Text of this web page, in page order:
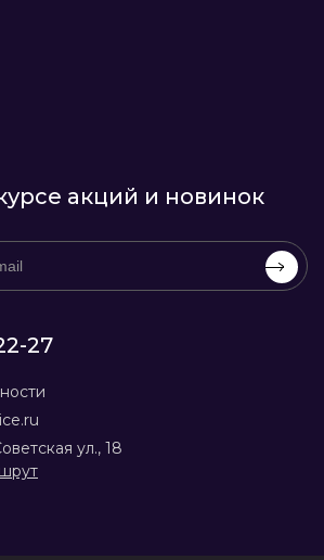
акций и новинок
27
ул., 18